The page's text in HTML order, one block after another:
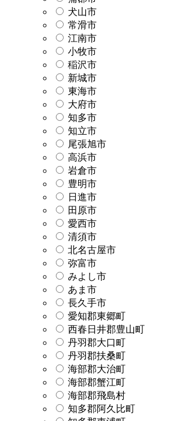
犬山市
常滑市
江南市
小牧市
稲沢市
新城市
東海市
大府市
知多市
知立市
尾張旭市
高浜市
岩倉市
豊明市
日進市
田原市
愛西市
清須市
北名古屋市
弥富市
みよし市
あま市
長久手市
愛知郡東郷町
西春日井郡豊山町
丹羽郡大口町
丹羽郡扶桑町
海部郡大治町
海部郡蟹江町
海部郡飛島村
知多郡阿久比町